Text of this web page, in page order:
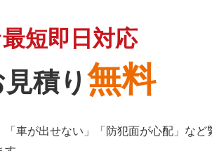
短即日対応
積り無料
車が出せない」「防犯面が心配」など